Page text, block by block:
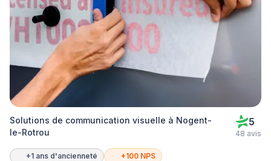
Solutions de communication visuelle à Nogent-
le-Rotrou
5
48 avis
+1 ans d'ancienneté +100 NPS